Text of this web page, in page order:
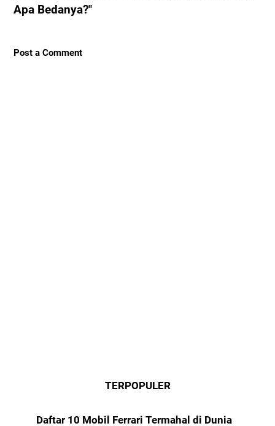
Apa Bedanya?"
Post a Comment
TERPOPULER
Daftar 10 Mobil Ferrari Termahal di Dunia